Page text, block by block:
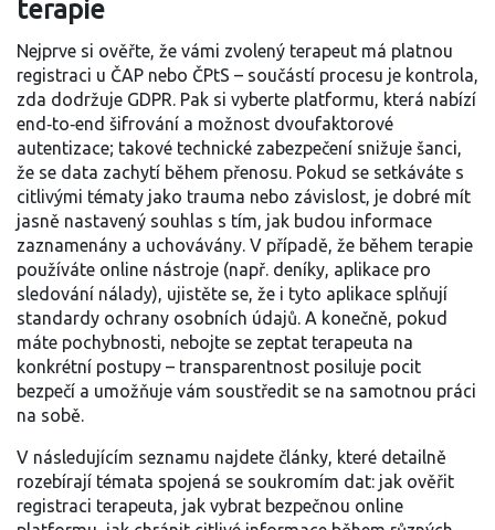
terapie
Nejprve si ověřte, že vámi zvolený terapeut má platnou
registraci u ČAP nebo ČPtS – součástí procesu je kontrola,
zda dodržuje GDPR. Pak si vyberte platformu, která nabízí
end‑to‑end šifrování a možnost dvoufaktorové
autentizace; takové technické zabezpečení snižuje šanci,
že se data zachytí během přenosu. Pokud se setkáváte s
citlivými tématy jako trauma nebo závislost, je dobré mít
jasně nastavený souhlas s tím, jak budou informace
zaznamenány a uchovávány. V případě, že během terapie
používáte online nástroje (např. deníky, aplikace pro
sledování nálady), ujistěte se, že i tyto aplikace splňují
standardy ochrany osobních údajů. A konečně, pokud
máte pochybnosti, nebojte se zeptat terapeuta na
konkrétní postupy – transparentnost posiluje pocit
bezpečí a umožňuje vám soustředit se na samotnou práci
na sobě.
V následujícím seznamu najdete články, které detailně
rozebírají témata spojená se soukromím dat: jak ověřit
registraci terapeuta, jak vybrat bezpečnou online